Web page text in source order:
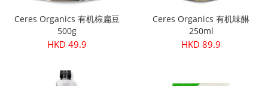
Ceres Organics 有机棕扁豆
500g
HKD 49.9
Ceres Organics 有机味醂
250ml
HKD 89.9